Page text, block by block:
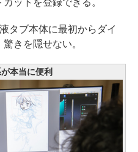
ットを登録できる。
タブ本体に最初からダイ
きを隠せない。
本当に便利